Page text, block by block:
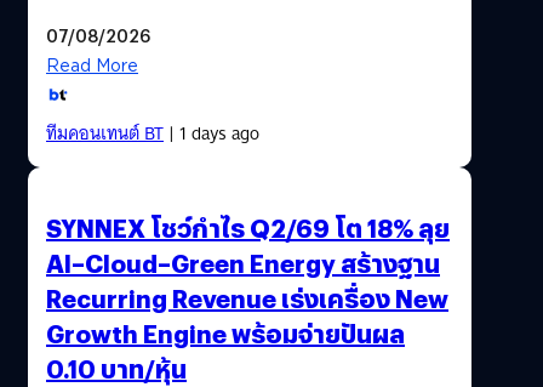
07/08/2026
Read More
ทีมคอนเทนต์ BT| 1 days ago
SYNNEX โชว์กำไร Q2/69 โต 18% ลุย
AI–Cloud–Green Energy สร้างฐาน
Recurring Revenue เร่งเครื่อง New
Growth Engine พร้อมจ่ายปันผล
0.10 บาท/หุ้น